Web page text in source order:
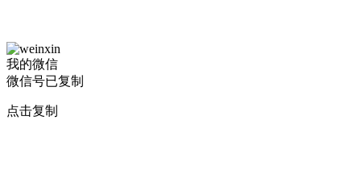
我的微信
微信号已复制
点击复制